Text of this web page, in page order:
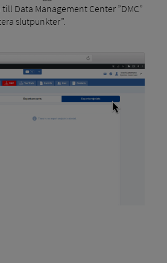
Data Management Center ”DMC”
slutpunkter”.